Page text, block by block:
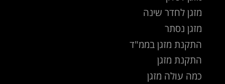
מזגן לחדר שינה
מזגן נסתר
התקנת מזגן בממ"ד
התקנת מזגן
כמה עולה מזגן